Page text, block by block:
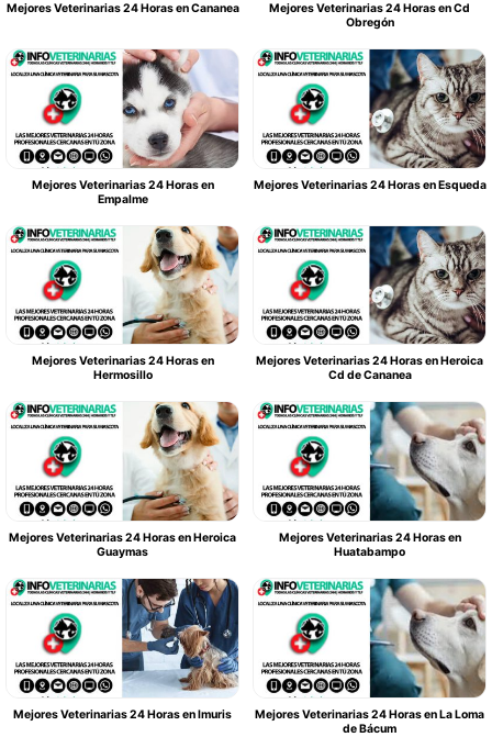
Mejores Veterinarias 24 Horas en Cananea
Mejores Veterinarias 24 Horas en Cd
Obregón
Mejores Veterinarias 24 Horas en
Empalme
Mejores Veterinarias 24 Horas en Esqueda
Mejores Veterinarias 24 Horas en
Hermosillo
Mejores Veterinarias 24 Horas en Heroica
Cd de Cananea
Mejores Veterinarias 24 Horas en Heroica
Guaymas
Mejores Veterinarias 24 Horas en
Huatabampo
Mejores Veterinarias 24 Horas en Imuris
Mejores Veterinarias 24 Horas en La Loma
de Bácum